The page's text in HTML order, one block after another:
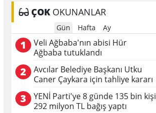
ÇOKOKUNANLAR
Gün Hafta Ay
1
Veli Ağbaba'nın abisi Hür
Ağbaba tutuklandı
2
Avcılar Belediye Başkanı Utku
Caner Çaykara için tahliye kararı
3
YENİ Parti'ye 8 günde 135 bin kişi
292 milyon TL bağış yaptı